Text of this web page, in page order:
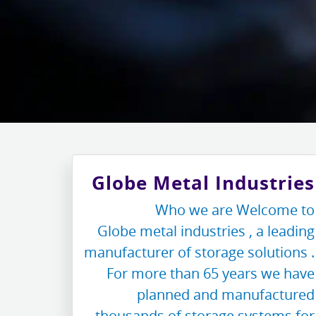
Globe Metal Industries
Who we are Welcome to
Globe metal industries , a leading
manufacturer of storage solutions .
For more than 65 years we have
planned and manufactured